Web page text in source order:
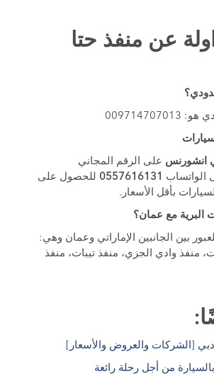
عن منفذ حتا
انشورنس على الرقم المجاني
الواتساب 0557616131 للحصول على
بأقل الأسعار.
البرية مع عمان؟
بين الجانبين الإماراتي وعمان وهي:
منفذ وادي الجزي، منفذ تيبات، منفذ
[الشركات والعروض والأسعار]